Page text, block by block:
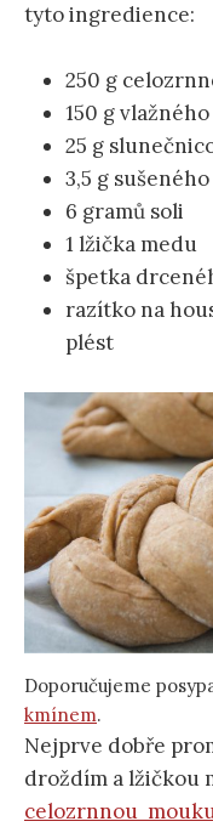
tyto ingredience:
250 g
150 g
25 g
3,5 g
6 gramů soli
1 lžička medu
špetka
razítko na
plést
Doporučujeme
kmínem.
Nejprve dobře
droždím a lžičkou
celozrnnou